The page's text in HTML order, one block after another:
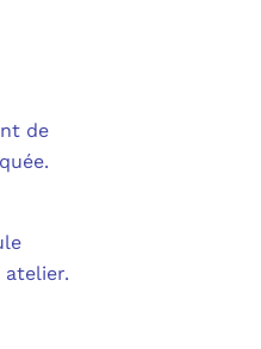
de
atelier.